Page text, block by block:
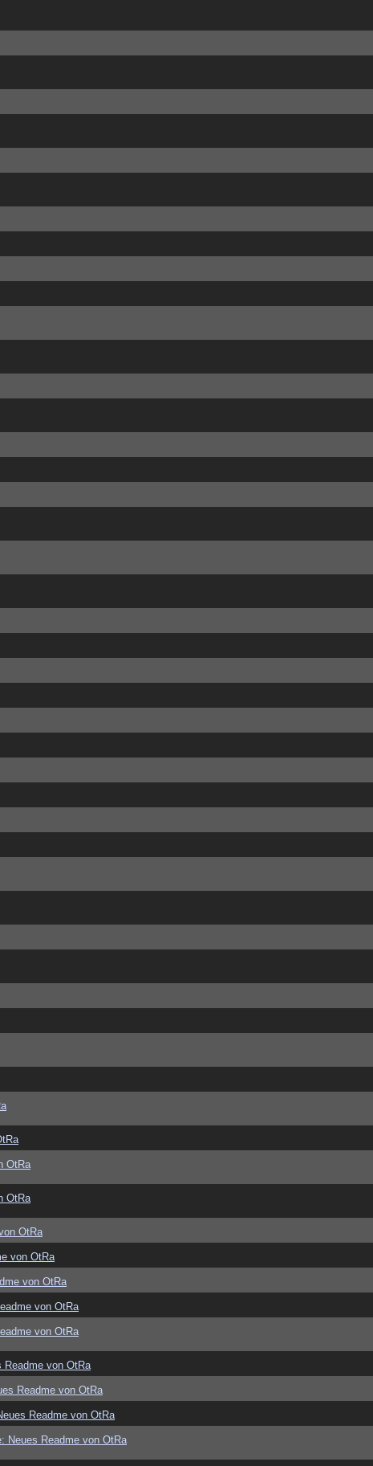
OtRa
OtRa
OtRa
von OtRa
von OtRa
von OtRa
von OtRa
Readme von OtRa
Readme von OtRa
Readme von OtRa
Neues Readme von OtRa